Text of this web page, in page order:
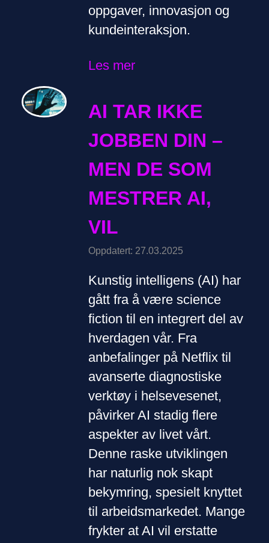
oppgaver, innovasjon og
kundeinteraksjon.
Les mer
AI TAR IKKE
JOBBEN DIN –
MEN DE SOM
MESTRER AI,
VIL
Oppdatert: 27.03.2025
Kunstig intelligens (AI) har
gått fra å være science
fiction til en integrert del av
hverdagen vår. Fra
anbefalinger på Netflix til
avanserte diagnostiske
verktøy i helsevesenet,
påvirker AI stadig flere
aspekter av livet vårt.
Denne raske utviklingen
har naturlig nok skapt
bekymring, spesielt knyttet
til arbeidsmarkedet. Mange
frykter at AI vil erstatte